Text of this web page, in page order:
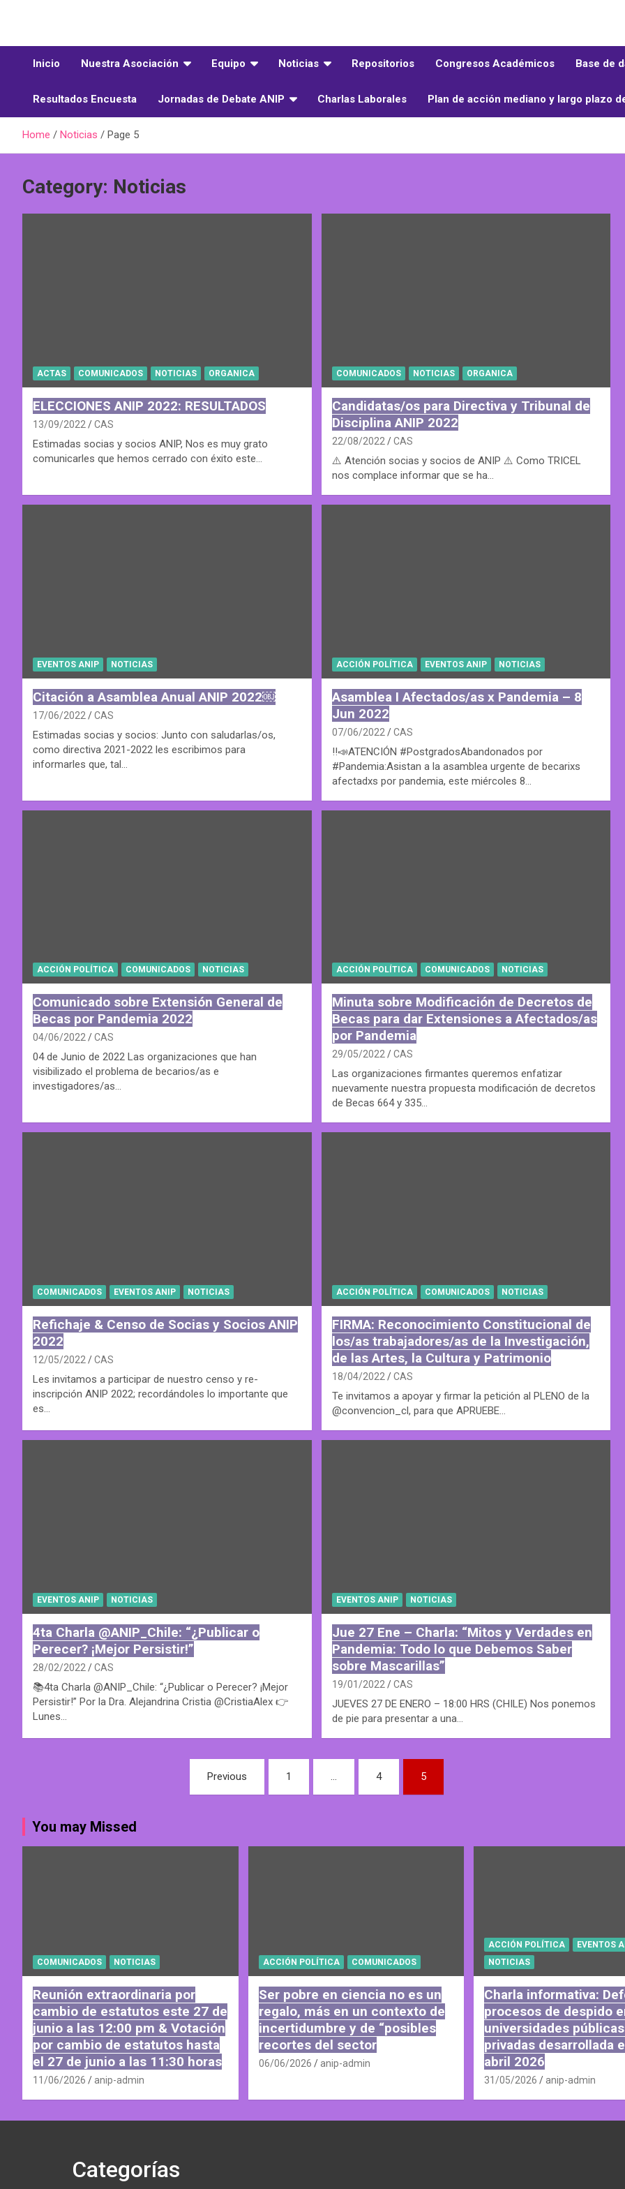
ANIP Chile
Inicio Nuestra Asociación Equipo Noticias Repositorios Congresos Académicos Base de
Resultados Encuesta Jornadas de Debate ANIP Charlas Laborales Plan de acción mediano y largo plazo
Home Noticias Page 5
Category: Noticias
ACTAS COMUNICADOS NOTICIAS ORGANICA
ELECCIONES ANIP 2022: RESULTADOS
13/09/2022 CAS
Estimadas socias y socios ANIP, Nos es muy grato
comunicarles que hemos cerrado con éxito este…
COMUNICADOS NOTICIAS ORGANICA
Candidatas/os para Directiva y Tribunal de
Disciplina ANIP 2022
22/08/2022 CAS
⚠️ Atención socias y socios de ANIP ⚠️ Como TRICEL
nos complace informar que se ha…
EVENTOS ANIP NOTICIAS
Citación a Asamblea Anual ANIP 2022￼
17/06/2022 CAS
Estimadas socias y socios: Junto con saludarlas/os,
como directiva 2021-2022 les escribimos para
informarles que, tal…
ACCIÓN POLÍTICA EVENTOS ANIP NOTICIAS
Asamblea I Afectados/as x Pandemia – 8
Jun 2022
07/06/2022 CAS
‼️📣ATENCIÓN #PostgradosAbandonados por
#Pandemia:Asistan a la asamblea urgente de becarixs
afectadxs por pandemia, este miércoles 8…
ACCIÓN POLÍTICA COMUNICADOS NOTICIAS
Comunicado sobre Extensión General de
Becas por Pandemia 2022
04/06/2022 CAS
04 de Junio de 2022 Las organizaciones que han
visibilizado el problema de becarios/as e
investigadores/as…
ACCIÓN POLÍTICA COMUNICADOS NOTICIAS
Minuta sobre Modificación de Decretos de
Becas para dar Extensiones a Afectados/as
por Pandemia
29/05/2022 CAS
Las organizaciones firmantes queremos enfatizar
nuevamente nuestra propuesta modificación de decretos
de Becas 664 y 335…
COMUNICADOS EVENTOS ANIP NOTICIAS
Refichaje & Censo de Socias y Socios ANIP
2022
12/05/2022 CAS
Les invitamos a participar de nuestro censo y re-
inscripción ANIP 2022; recordándoles lo importante que
es…
ACCIÓN POLÍTICA COMUNICADOS NOTICIAS
FIRMA: Reconocimiento Constitucional de
los/as trabajadores/as de la Investigación,
de las Artes, la Cultura y Patrimonio
18/04/2022 CAS
Te invitamos a apoyar y firmar la petición al PLENO de la
@convencion_cl, para que APRUEBE…
EVENTOS ANIP NOTICIAS
4ta Charla @ANIP_Chile: “¿Publicar o
Perecer? ¡Mejor Persistir!”
28/02/2022 CAS
📚4ta Charla @ANIP_Chile: “¿Publicar o Perecer? ¡Mejor
Persistir!” Por la Dra. Alejandrina Cristia @CristiaAlex 👉
Lunes…
EVENTOS ANIP NOTICIAS
Jue 27 Ene – Charla: “Mitos y Verdades en
Pandemia: Todo lo que Debemos Saber
sobre Mascarillas”
19/01/2022 CAS
JUEVES 27 DE ENERO – 18:00 HRS (CHILE) Nos ponemos
de pie para presentar a una…
Previous 1 … 4 5
You may Missed
COMUNICADOS NOTICIAS
Reunión extraordinaria por
cambio de estatutos este 27 de
junio a las 12:00 pm & Votación
por cambio de estatutos hasta
el 27 de junio a las 11:30 horas
11/06/2026 anip-admin
ACCIÓN POLÍTICA COMUNICADOS
Ser pobre en ciencia no es un
regalo, más en un contexto de
incertidumbre y de “posibles
recortes del sector
06/06/2026 anip-admin
ACCIÓN POLÍTICA
EVENTOS
NOTICIAS
Charla informativa:
procesos de despido
universidades
privadas desarrollada
abril 2026
31/05/2026 anip-admin
Categorías